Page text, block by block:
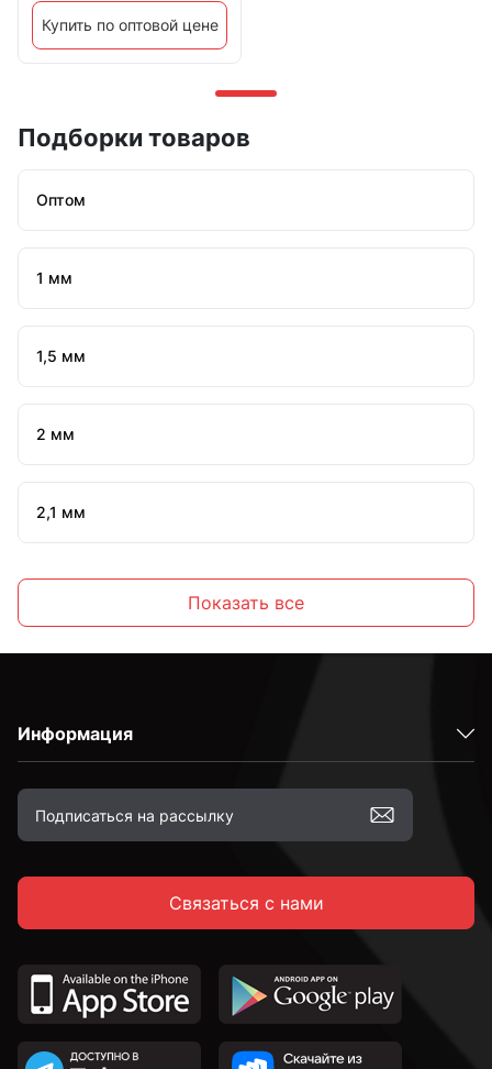
Купить по оптовой цене
Подборки товаров
Оптом
1 мм
1,5 мм
2 мм
2,1 мм
2,4 мм
2,5 мм
2,7 мм
2,8 мм
Показать все
Информация
Связаться с нами